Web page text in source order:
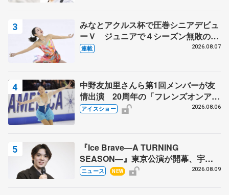
みなとアクルス杯で圧巻シニアデビュ
ーＶ ジュニアで４シーズン無敗の島
田麻央
連載 2026.08.07
中野友加里さんら第1回メンバーが友
情出演 20周年の「フレンズオンアイ
ス」 宮本賢二さん、有川梨絵さん、
アイスショー 2026.08.06
『Ice Brave―A TURNING
SEASON―』東京公演が開幕、宇野
昌磨の『Ice Brave』にかける思いを
ニュース NEW 2026.08.09